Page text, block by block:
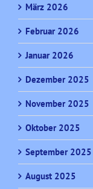
März 2026
Februar 2026
Januar 2026
Dezember 2025
November 2025
Oktober 2025
September 2025
August 2025